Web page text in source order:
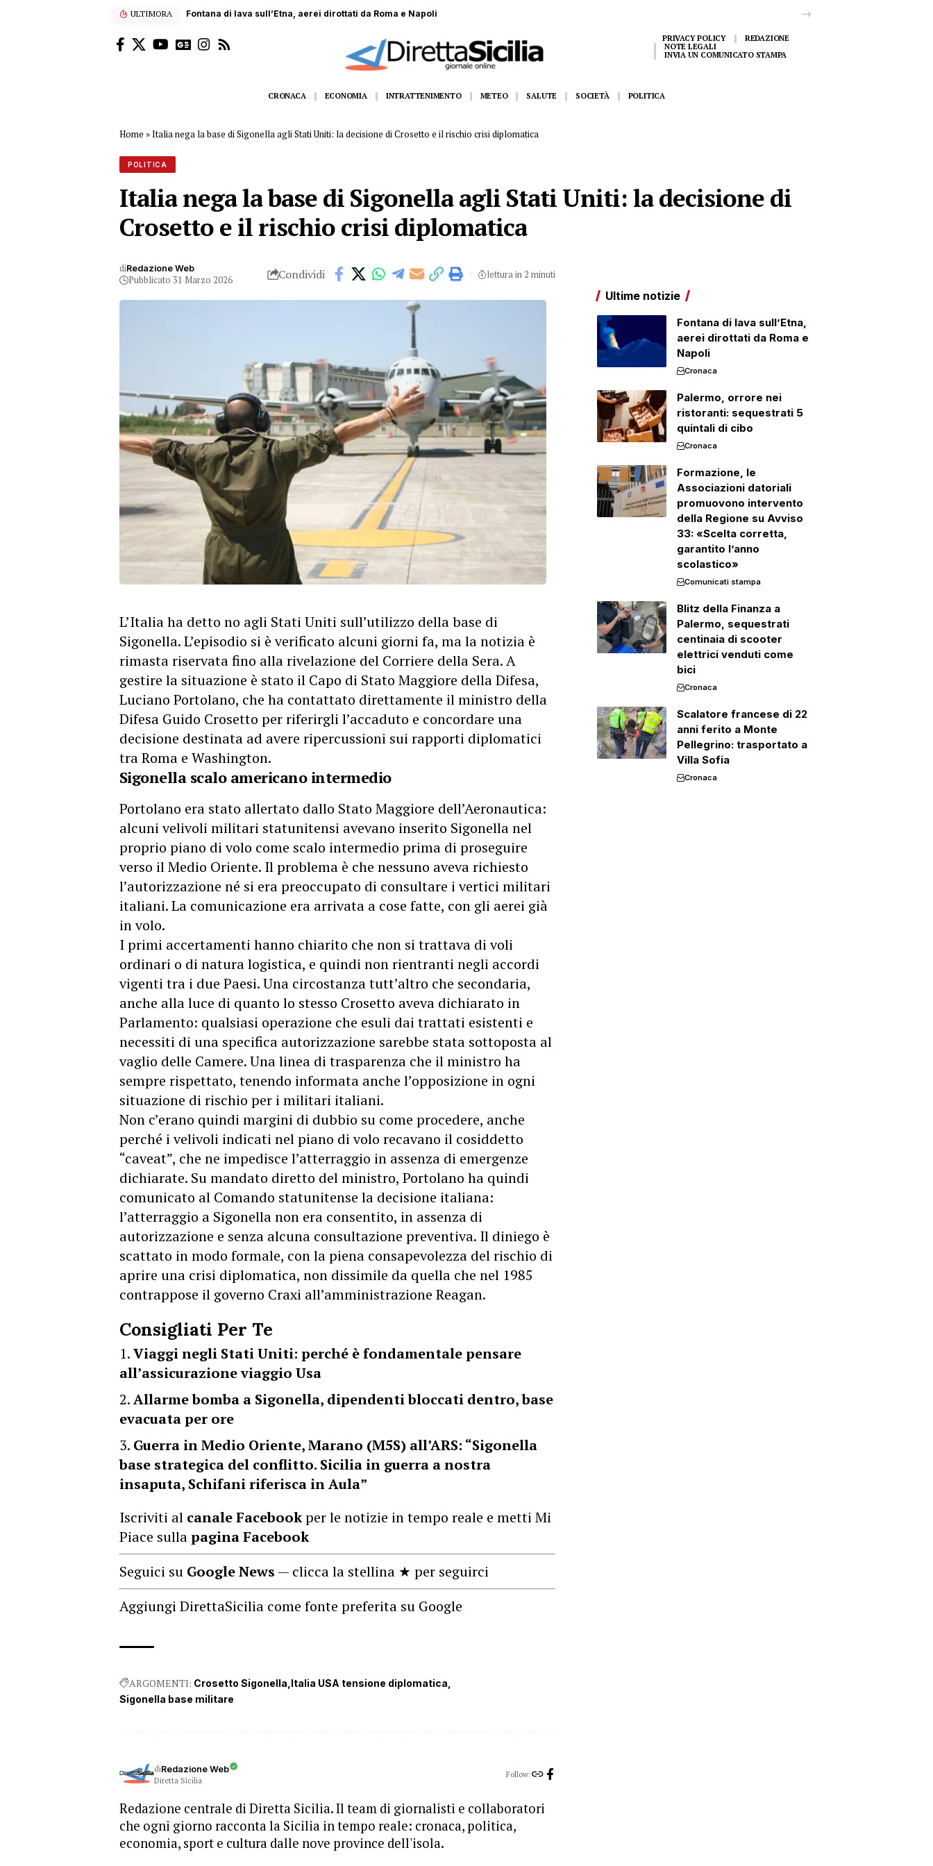
ULTIMORA Palermo, orrore nei ristoranti: sequestrati 5 quintali di cibo
PRIVACY POLICY
REDAZIONE
NOTE LEGALI
INVIA UN COMUNICATO STAMPA
CRONACA ECONOMIA INTRATTENIMENTO METEO SALUTE SOCIETÀ POLITICA
Home »Italia nega la base di Sigonella agli Stati Uniti: la decisione di Crosetto e il rischio crisi diplomatica
POLITICA
Italia nega la base di Sigonella agli Stati Uniti: la decisione di
Crosetto e il rischio crisi diplomatica
diRedazione Web
Pubblicato 31 Marzo 2026 Condividi lettura in 2 minuti
L’Italia ha detto no agli Stati Uniti sull’utilizzo della base di
Sigonella. L’episodio si è verificato alcuni giorni fa, ma la notizia è
rimasta riservata fino alla rivelazione del Corriere della Sera. A
gestire la situazione è stato il Capo di Stato Maggiore della Difesa,
Luciano Portolano, che ha contattato direttamente il ministro della
Difesa Guido Crosetto per riferirgli l’accaduto e concordare una
decisione destinata ad avere ripercussioni sui rapporti diplomatici
tra Roma e Washington.
Sigonella scalo americano intermedio
Portolano era stato allertato dallo Stato Maggiore dell’Aeronautica:
alcuni velivoli militari statunitensi avevano inserito Sigonella nel
proprio piano di volo come scalo intermedio prima di proseguire
verso il Medio Oriente. Il problema è che nessuno aveva richiesto
l’autorizzazione né si era preoccupato di consultare i vertici militari
italiani. La comunicazione era arrivata a cose fatte, con gli aerei già
in volo.
I primi accertamenti hanno chiarito che non si trattava di voli
ordinari o di natura logistica, e quindi non rientranti negli accordi
vigenti tra i due Paesi. Una circostanza tutt’altro che secondaria,
anche alla luce di quanto lo stesso Crosetto aveva dichiarato in
Parlamento: qualsiasi operazione che esuli dai trattati esistenti e
necessiti di una specifica autorizzazione sarebbe stata sottoposta al
vaglio delle Camere. Una linea di trasparenza che il ministro ha
sempre rispettato, tenendo informata anche l’opposizione in ogni
situazione di rischio per i militari italiani.
Non c’erano quindi margini di dubbio su come procedere, anche
perché i velivoli indicati nel piano di volo recavano il cosiddetto
“caveat”, che ne impedisce l’atterraggio in assenza di emergenze
dichiarate. Su mandato diretto del ministro, Portolano ha quindi
comunicato al Comando statunitense la decisione italiana:
l’atterraggio a Sigonella non era consentito, in assenza di
autorizzazione e senza alcuna consultazione preventiva. Il diniego è
scattato in modo formale, con la piena consapevolezza del rischio di
aprire una crisi diplomatica, non dissimile da quella che nel 1985
contrappose il governo Craxi all’amministrazione Reagan.
Consigliati Per Te
Viaggi negli Stati Uniti: perché è fondamentale pensare
all’assicurazione viaggio Usa
Allarme bomba a Sigonella, dipendenti bloccati dentro, base
evacuata per ore
Guerra in Medio Oriente, Marano (M5S) all’ARS: “Sigonella
base strategica del conflitto. Sicilia in guerra a nostra
insaputa, Schifani riferisca in Aula”
Iscriviti al canale Facebookper le notizie in tempo reale e metti Mi
Piace sullapagina Facebook
Seguici su Google News — clicca la stellina ★ per seguirci
Aggiungi DirettaSicilia come fonte preferita su Google
ARGOMENTI: Crosetto Sigonella Italia USA tensione diplomatica
Sigonella base militare
diRedazione Web
Diretta Sicilia
Follow:
Redazione centrale di Diretta Sicilia. Il team di giornalisti e collaboratori
che ogni giorno racconta la Sicilia in tempo reale: cronaca, politica,
economia, sport e cultura dalle nove province dell'isola.
Ultime notizie
Fontana di lava sull’Etna,
aerei dirottati da Roma e
Napoli
Cronaca
Palermo, orrore nei
ristoranti: sequestrati 5
quintali di cibo
Cronaca
Formazione, le
Associazioni datoriali
promuovono intervento
della Regione su Avviso
33: «Scelta corretta,
garantito l’anno
scolastico»
Comunicati stampa
Blitz della Finanza a
Palermo, sequestrati
centinaia di scooter
elettrici venduti come
bici
Cronaca
Scalatore francese di 22
anni ferito a Monte
Pellegrino: trasportato a
Villa Sofia
Cronaca